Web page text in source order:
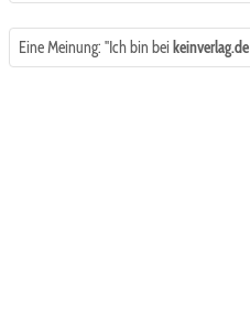
Eine Meinung: "Ich bin bei keinverlag.de